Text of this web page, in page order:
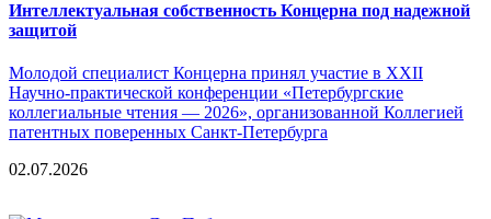
Интеллектуальная собственность Концерна под надежной
защитой
Молодой специалист Концерна принял участие в XXII
Научно-практической конференции «Петербургские
коллегиальные чтения — 2026», организованной Коллегией
патентных поверенных Санкт-Петербурга
02.07.2026